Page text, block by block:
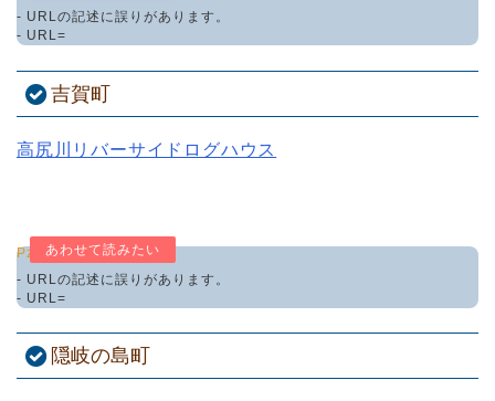
- URLの記述に誤りがあります。
- URL=
吉賀町
高尻川リバーサイドログハウス
Pz-LinkCard
- URLの記述に誤りがあります。
- URL=
隠岐の島町